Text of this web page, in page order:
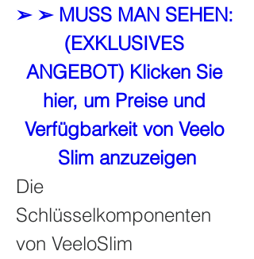
➢ ➢ MUSS MAN SEHEN:
(EXKLUSIVES
ANGEBOT) Klicken Sie
hier, um Preise und
Verfügbarkeit von Veelo
Slim anzuzeigen
Die
Schlüsselkomponenten
von VeeloSlim